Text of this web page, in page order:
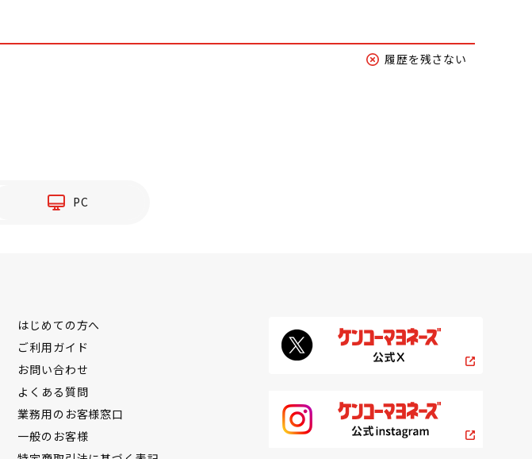
履歴を残さない
PC
はじめての方へ
ご利用ガイド
お問い合わせ
よくある質問
業務用のお客様窓口
一般のお客様